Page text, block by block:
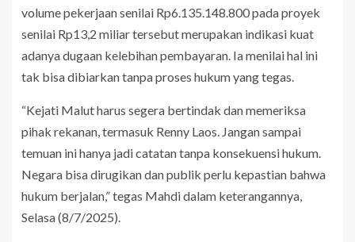
volume pekerjaan senilai Rp6.135.148.800 pada proyek
senilai Rp13,2 miliar tersebut merupakan indikasi kuat
adanya dugaan kelebihan pembayaran. Ia menilai hal ini
tak bisa dibiarkan tanpa proses hukum yang tegas.
“Kejati Malut harus segera bertindak dan memeriksa
pihak rekanan, termasuk Renny Laos. Jangan sampai
temuan ini hanya jadi catatan tanpa konsekuensi hukum.
Negara bisa dirugikan dan publik perlu kepastian bahwa
hukum berjalan,” tegas Mahdi dalam keterangannya,
Selasa (8/7/2025).